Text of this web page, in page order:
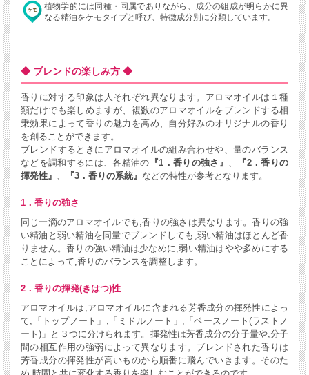
植物学的には同種・同属でありながら、成分の組成が明らかに異
なる精油をケモタイプと呼び、特徴成分別に分類しています。
◆ ブレンドの楽しみ方 ◆
香りに対する印象は人それぞれ異なります。アロマオイルは１種
類だけでも楽しめますが、複数のアロマオイルをブレンドする相
乗効果によって香りの魅力を高め、自分好みのオリジナルの香り
を創ることができます。
ブレンドするときにアロマオイルの組み合わせや、量のバランス
などを調和するには、各精油の 『1．香りの強さ』
『2．香りの
揮発性』
『3．香りの系統』 などの特性が参考となります。
1．香りの強さ
同じ一滴のアロマオイルでも,香りの強さは異なります。香りの強
い精油と弱い精油を同量でブレンドしても,弱い精油はほとんど香
りません。香りの強い精油は少なめに,弱い精油はやや多めにする
ことによって,香りのバランスを調整します。
2．香りの揮発(きはつ)性
アロマオイルは,アロマオイルに含まれる芳香成分の揮発性によっ
て,「トップノート」,「ミドルノート」,「ベースノート(ラストノ
ート)」と３つに分けられます。揮発性は芳香成分の分子量や,分子
間の相互作用の強弱によって異なります。ブレンドされた香りは
芳香成分の揮発性が高いものから順番に飛んでいきます。そのた